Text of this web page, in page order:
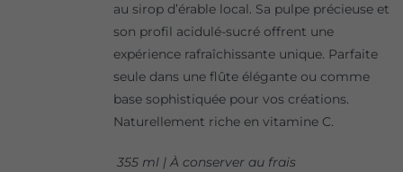
au sirop d’érable local. Sa pulpe précieuse et
son profil acidulé-sucré offrent une
expérience rafraîchissante unique. Parfaite
seule dans une flûte élégante ou comme
base sophistiquée pour vos créations.
Naturellement riche en vitamine C.
355 ml | À conserver au frais